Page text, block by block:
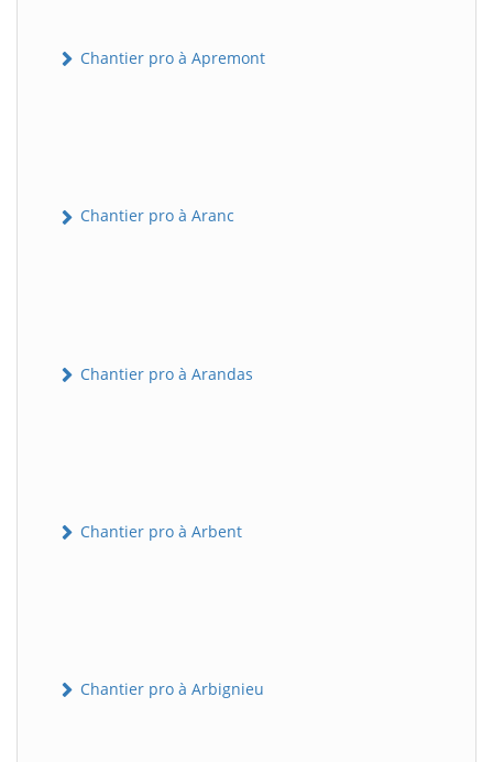
Chantier pro à Apremont
Chantier pro à Aranc
Chantier pro à Arandas
Chantier pro à Arbent
Chantier pro à Arbignieu